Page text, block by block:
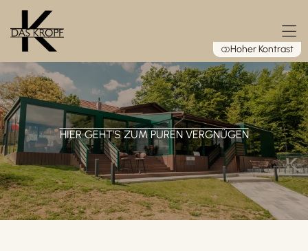
Hoher Kontrast
HIER GEHT’S ZUM PUREN VERGNÜGEN